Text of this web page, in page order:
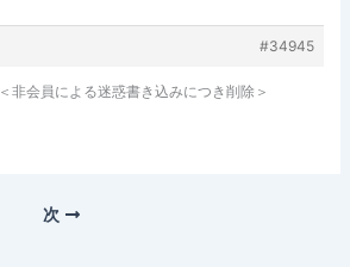
#34945
＜非会員による迷惑書き込みにつき削除＞
次